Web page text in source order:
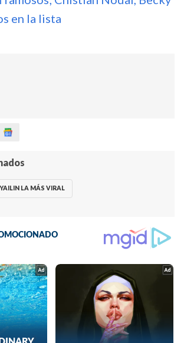
en la lista
YAILIN LA MÁS VIRAL